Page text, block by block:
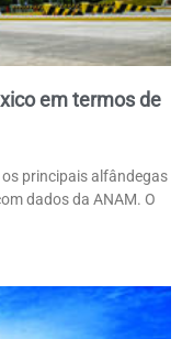
em termos de
principais alfândegas
dados da ANAM. O